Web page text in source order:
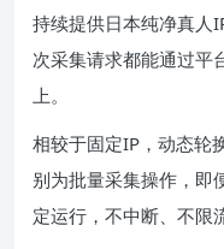
持续提供日本纯净真人
次采集请求都能通过平
上。
相较于固定IP，动态轮
别为批量采集操作，即
定运行，不中断、不限